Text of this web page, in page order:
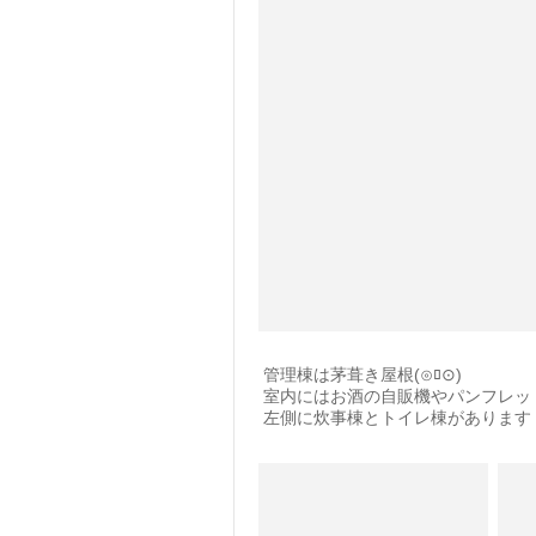
管理棟は茅葺き屋根(⊙︎ﾛ⊙︎)
室内にはお酒の自販機やパンフレッ
左側に炊事棟とトイレ棟があります